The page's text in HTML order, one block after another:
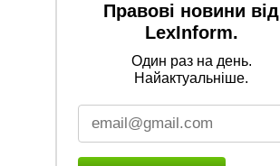
Правові новини від
LexInform.
Один раз на день.
Найактуальніше.